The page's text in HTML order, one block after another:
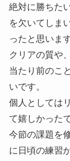
絶対に勝ちた
を欠いてしま
ったと思います
クリアの質や
当たり前のこ
いです。
個人としては
て嬉しかった
今節の課題を
に日頃の練習